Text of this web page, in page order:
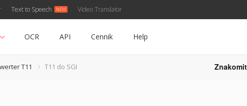
Text to Speech Video Translator
OCR API Cennik Help
T11 T11 do SGI